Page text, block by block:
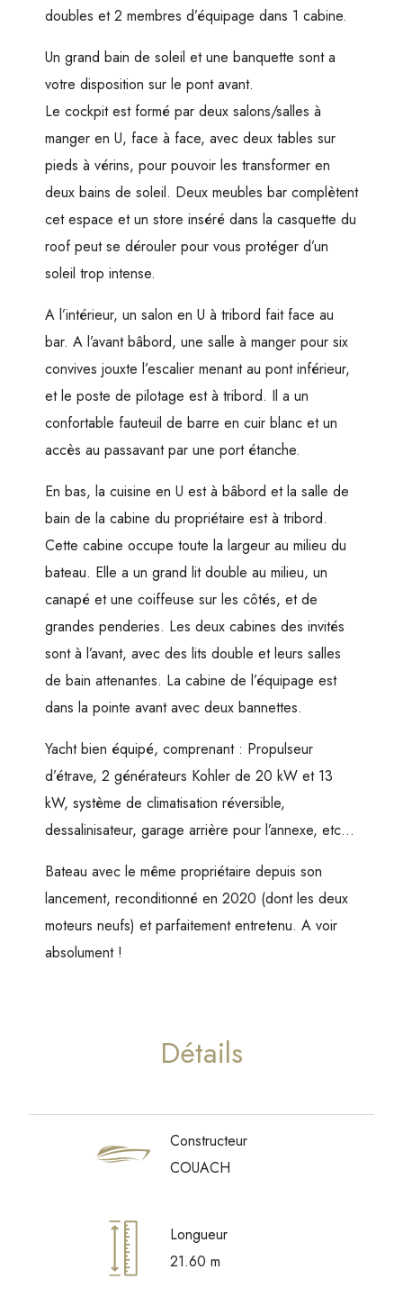
doubles et 2 membres d’équipage dans 1 cabine.
Un grand bain de soleil et une banquette sont a
votre disposition sur le pont avant.
Le cockpit est formé par deux salons/salles à
manger en U, face à face, avec deux tables sur
pieds à vérins, pour pouvoir les transformer en
deux bains de soleil. Deux meubles bar complètent
cet espace et un store inséré dans la casquette du
roof peut se dérouler pour vous protéger d’un
soleil trop intense.
A l’intérieur, un salon en U à tribord fait face au
bar. A l’avant bâbord, une salle à manger pour six
convives jouxte l’escalier menant au pont inférieur,
et le poste de pilotage est à tribord. Il a un
confortable fauteuil de barre en cuir blanc et un
accès au passavant par une port étanche.
En bas, la cuisine en U est à bâbord et la salle de
bain de la cabine du propriétaire est à tribord.
Cette cabine occupe toute la largeur au milieu du
bateau. Elle a un grand lit double au milieu, un
canapé et une coiffeuse sur les côtés, et de
grandes penderies. Les deux cabines des invités
sont à l’avant, avec des lits double et leurs salles
de bain attenantes. La cabine de l’équipage est
dans la pointe avant avec deux bannettes.
Yacht bien équipé, comprenant : Propulseur
d’étrave, 2 générateurs Kohler de 20 kW et 13
kW, système de climatisation réversible,
dessalinisateur, garage arrière pour l’annexe, etc…
Bateau avec le même propriétaire depuis son
lancement, reconditionné en 2020 (dont les deux
moteurs neufs) et parfaitement entretenu. A voir
absolument !
Détails
Constructeur
COUACH
Longueur
21.60 m